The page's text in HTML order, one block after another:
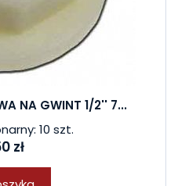
NA GWINT 1/2'' 7...
10 szt.
zł